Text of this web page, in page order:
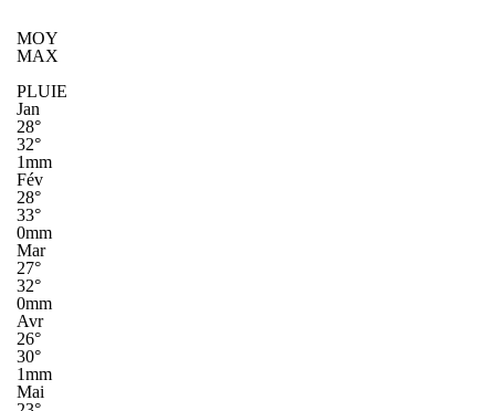
MOY
MAX
PLUIE
Jan
28°
32°
1mm
Fév
28°
33°
0mm
Mar
27°
32°
0mm
Avr
26°
30°
1mm
Mai